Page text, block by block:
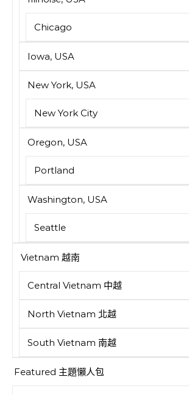
Chicago
Iowa, USA
New York, USA
New York City
Oregon, USA
Portland
Washington, USA
Seattle
Vietnam 越南
Central Vietnam 中越
North Vietnam 北越
South Vietnam 南越
Featured 主題懶人包